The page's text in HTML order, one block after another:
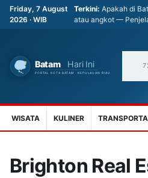
Friday, 7 August
2026 · WIB
Terkini: Apakah di
atau angkot —
WISATA KULINER
Brighton Real